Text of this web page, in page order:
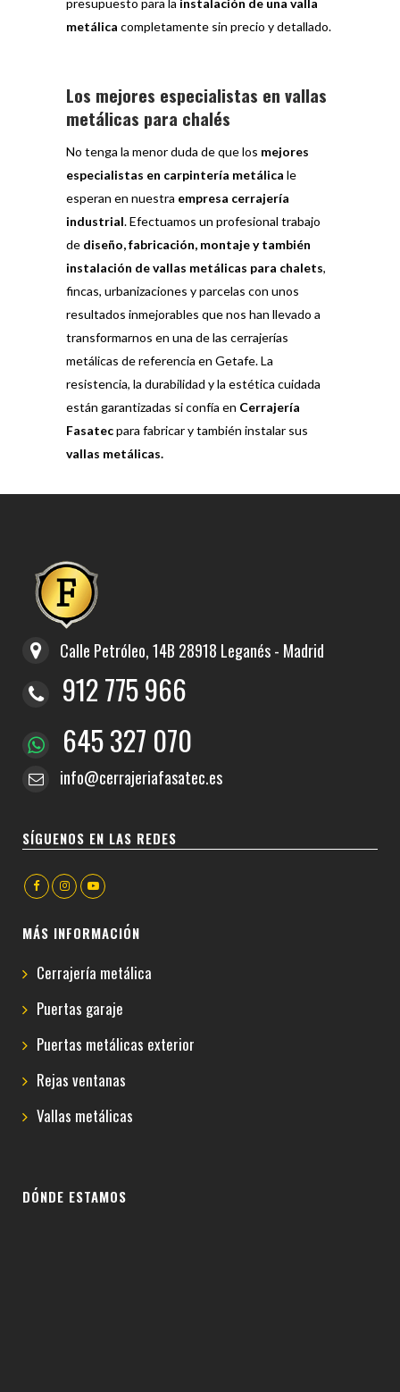
presupuesto para la instalación de una valla
metálica completamente sin precio y detallado.
Los mejores especialistas en vallas
metálicas para chalés
No tenga la menor duda de que los mejores
especialistas en carpintería metálica le
esperan en nuestra empresa cerrajería
industrial. Efectuamos un profesional trabajo
de diseño, fabricación, montaje y también
instalación de vallas metálicas para chalets,
fincas, urbanizaciones y parcelas con unos
resultados inmejorables que nos han llevado a
transformarnos en una de las cerrajerías
metálicas de referencia en Getafe. La
resistencia, la durabilidad y la estética cuidada
están garantizadas si confía en Cerrajería
Fasatecpara fabricar y también instalar sus
vallas metálicas.
Calle Petróleo, 14B 28918 Leganés - Madrid
912 775 966
645 327 070
info@cerrajeriafasatec.es
SÍGUENOS EN LAS REDES
MÁS INFORMACIÓN
Cerrajería metálica
Puertas garaje
Puertas metálicas exterior
Rejas ventanas
Vallas metálicas
DÓNDE ESTAMOS